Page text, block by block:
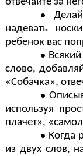
отвечайте за
надевать
ребенок вас
слово,
«Собачка»,
используя
плачет»,
Когда
из двух слов,